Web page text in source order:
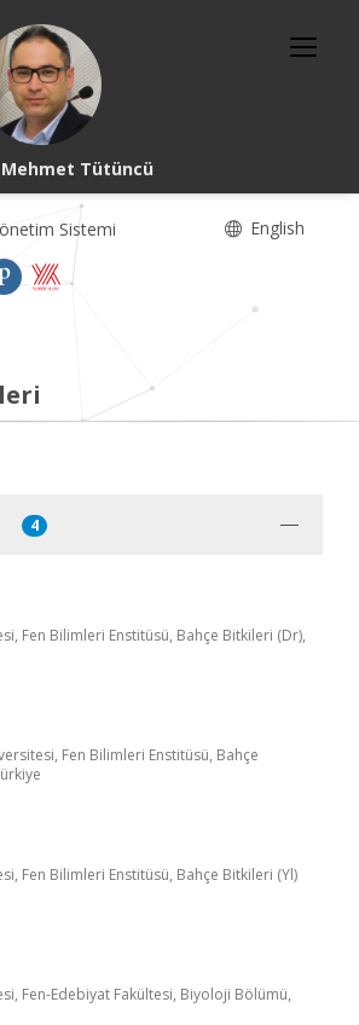
Mehmet Tütüncü
Sistemi English
4
Fen Bilimleri Enstitüsü, Bahçe Bitkileri (Dr),
Fen Bilimleri Enstitüsü, Bahçe
Fen Bilimleri Enstitüsü, Bahçe Bitkileri (Yl)
Fen-Edebiyat Fakültesi, Biyoloji Bölümü,